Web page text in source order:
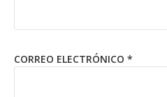
CORREO ELECTRÓNICO *